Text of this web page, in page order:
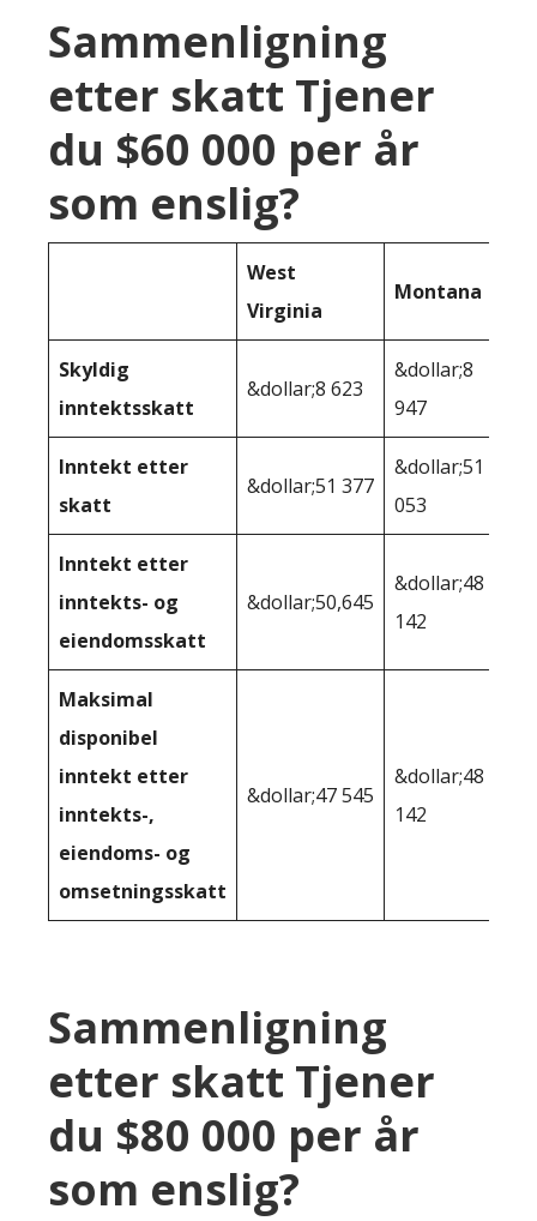
Sammenligning
etter skatt Tjener
du $60 000 per år
som enslig?
West
Virginia
Montana
Skyldig
inntektsskatt
&dollar;8 623
&dollar;8
947
Inntekt etter
skatt
&dollar;51 377
&dollar;51
053
Inntekt etter
inntekts- og
eiendomsskatt
&dollar;50,645
&dollar;48
142
Maksimal
disponibel
inntekt etter
inntekts-,
eiendoms- og
omsetningsskatt
&dollar;47 545
&dollar;48
142
Sammenligning
etter skatt Tjener
du $80 000 per år
som enslig?